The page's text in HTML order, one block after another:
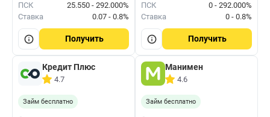
ПСК
25.550 - 292.000%
Ставка
0.07 - 0.8%
Получить
ПСК
0 - 292.000%
Ставка
0 - 0.8%
Получить
Кредит Плюс
4.7
Займ бесплатно
Манимен
4.6
Займ бесплатно